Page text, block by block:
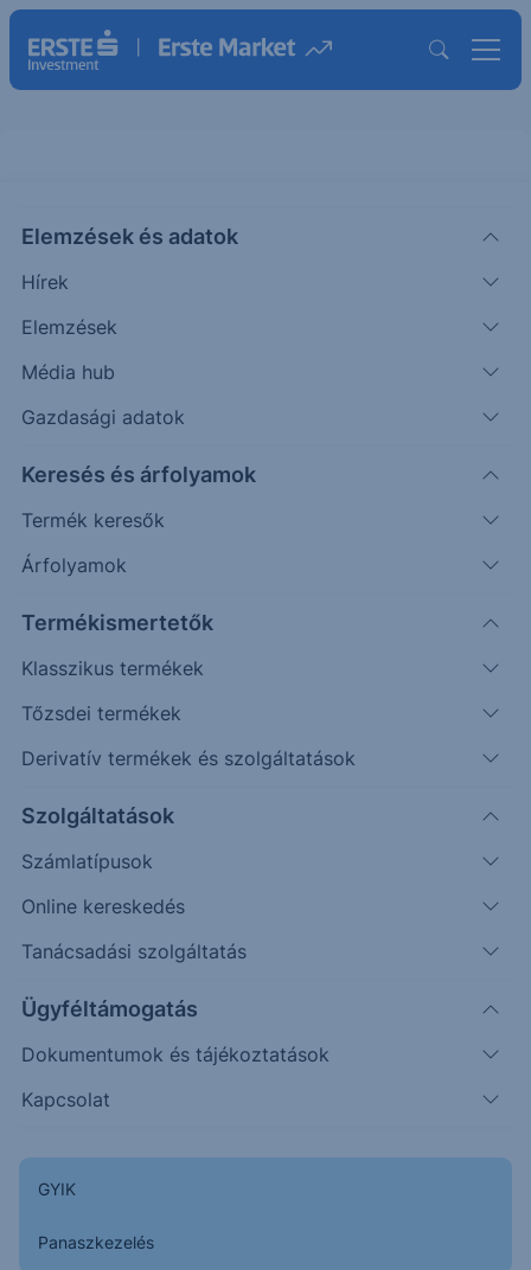
Elemzések és adatok
Hírek
Elemzések
Média hub
Gazdasági adatok
Keresés és árfolyamok
Termék keresők
Árfolyamok
Termékismertetők
Klasszikus termékek
Tőzsdei termékek
Derivatív termékek és szolgáltatások
Szolgáltatások
Számlatípusok
Online kereskedés
Tanácsadási szolgáltatás
Ügyféltámogatás
Dokumentumok és tájékoztatások
Kapcsolat
GYIK
Panaszkezelés
MNDY(USA)
Monday.com Ltd.
87.57
Időpont: 26.08.06. 22:01
Előző záró:
91.45
Árfolyamértesítő rögzítése
További információk kérése
84.00
Napon belüli Historikus